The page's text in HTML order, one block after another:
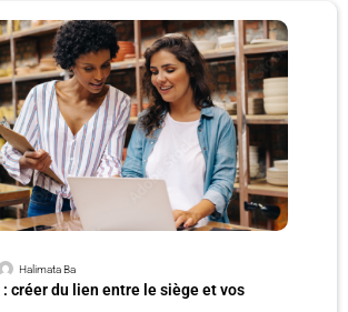
Halimata Ba
créer du lien entre le siège et vos